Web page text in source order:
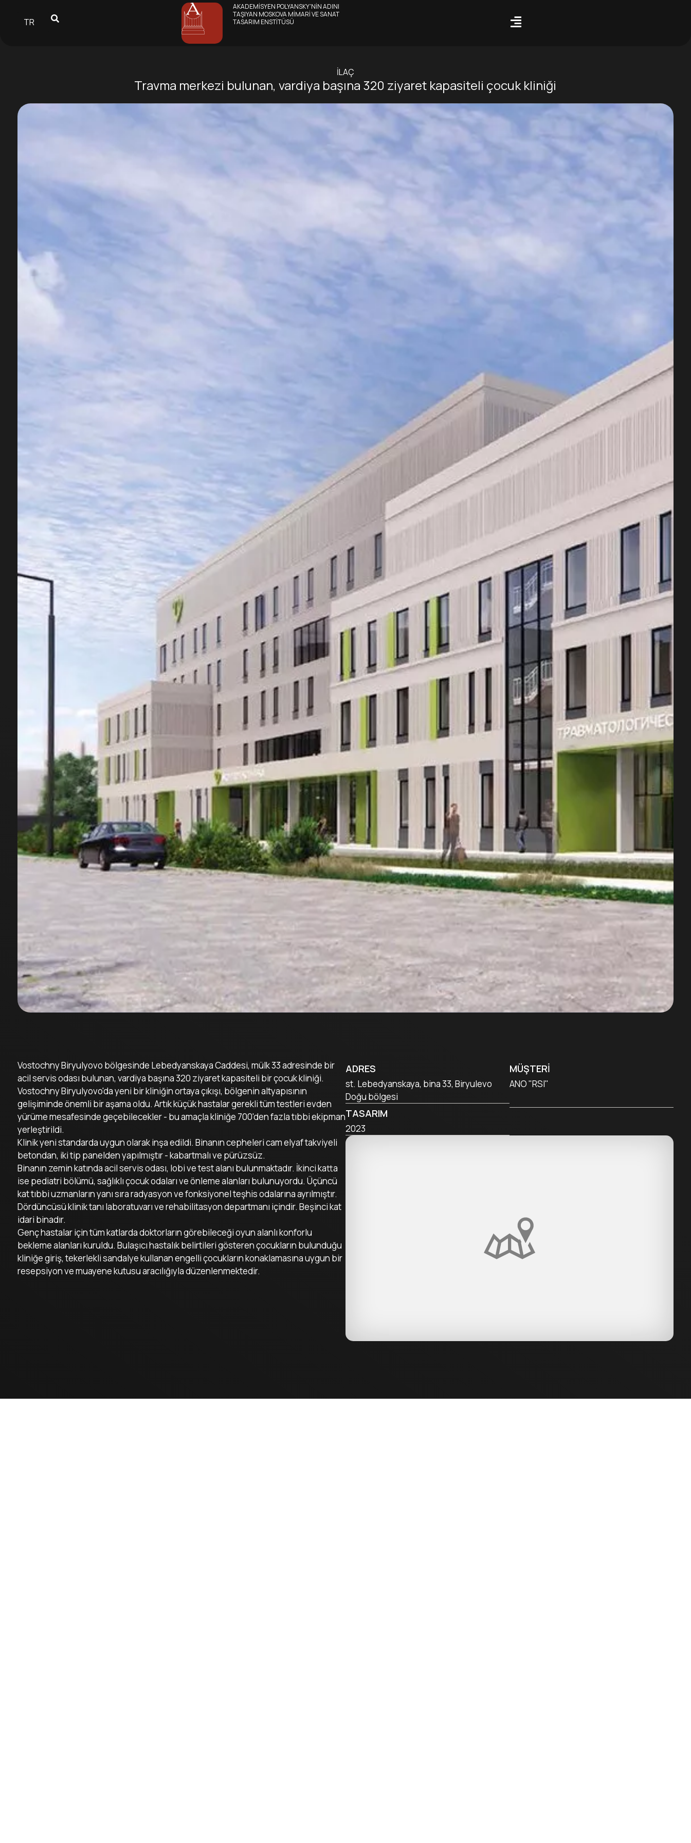
TR
AKADEMISYEN POLYANSKY'NIN ADINI
TAŞIYAN MOSKOVA MIMARI VE SANAT
TASARIM ENSTITÜSÜ
İLAÇ
Travma merkezi bulunan, vardiya başına 320 ziyaret kapasiteli çocuk kliniği
Vostochny Biryulyovo bölgesinde Lebedyanskaya Caddesi, mülk 33 adresinde bir
acil servis odası bulunan, vardiya başına 320 ziyaret kapasiteli bir çocuk kliniği.
Vostochny Biryulyovo'da yeni bir kliniğin ortaya çıkışı, bölgenin altyapısının
gelişiminde önemli bir aşama oldu. Artık küçük hastalar gerekli tüm testleri evden
yürüme mesafesinde geçebilecekler - bu amaçla kliniğe 700'den fazla tıbbi ekipman
yerleştirildi.
Klinik yeni standarda uygun olarak inşa edildi. Binanın cepheleri cam elyaf takviyeli
betondan, iki tip panelden yapılmıştır - kabartmalı ve pürüzsüz.
Binanın zemin katında acil servis odası, lobi ve test alanı bulunmaktadır. İkinci katta
ise pediatri bölümü, sağlıklı çocuk odaları ve önleme alanları bulunuyordu. Üçüncü
kat tıbbi uzmanların yanı sıra radyasyon ve fonksiyonel teşhis odalarına ayrılmıştır.
Dördüncüsü klinik tanı laboratuvarı ve rehabilitasyon departmanı içindir. Beşinci kat
idari binadır.
Genç hastalar için tüm katlarda doktorların görebileceği oyun alanlı konforlu
bekleme alanları kuruldu. Bulaşıcı hastalık belirtileri gösteren çocukların bulunduğu
kliniğe giriş, tekerlekli sandalye kullanan engelli çocukların konaklamasına uygun bir
resepsiyon ve muayene kutusu aracılığıyla düzenlenmektedir.
ADRES
st. Lebedyanskaya, bina 33, Biryulevo
Doğu bölgesi
MÜŞTERI
ANO "RSI"
TASARIM
2023